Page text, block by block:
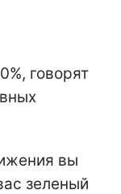
говорят
вы
зеленый